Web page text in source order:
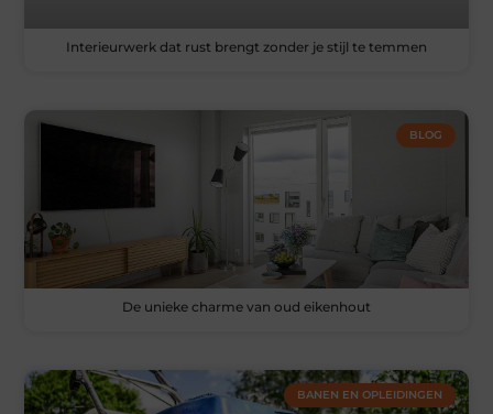
Interieurwerk dat rust brengt zonder je stijl te temmen
BLOG
De unieke charme van oud eikenhout
BANEN EN OPLEIDINGEN